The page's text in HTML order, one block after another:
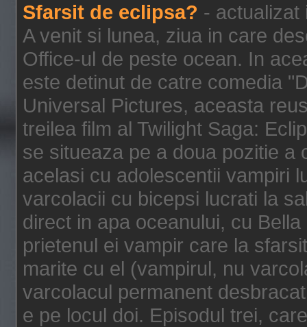
Sfarsit de eclipsa? - actualizat
A venit si lunea, ziua in care
Office-ul de peste ocean. In
este detinut de catre comedia
Universal Pictures, aceasta
treilea film al Twilight Saga:
se situeaza pe a doua pozitie a
acelasi cu adolescentii vampiri
varcolacii cu bicepsi lucrati la
direct in apa oceanului, cu
prietenul ei vampir care la
marite cu el (vampirul, nu
varcolacul permanent
e pe locul doi. Episodul trei,